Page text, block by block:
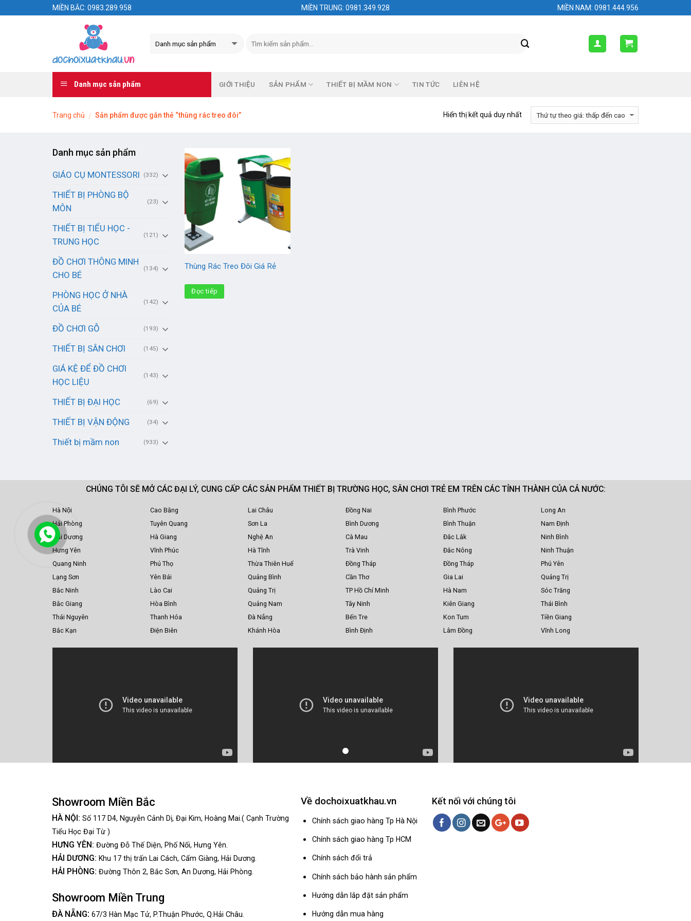
MIỀN BẮC: 0983.289.958 MIỀN TRUNG: 0981.349.928 MIỀN NAM: 0981.444.956
Danh mục sản phẩm GIỚI THIỆU SẢN PHẨM THIẾT BỊ MẦM NON TIN TỨC LIÊN HỆ
Trang chủ / Sản phẩm được gắn thẻ “thùng rác treo đôi” Hiển thị kết quả duy nhất
Danh mục sản phẩm
GIÁO CỤ MONTESSORI (332)
THIẾT BỊ PHÒNG BỘ
MÔN
(23)
THIẾT BỊ TIỂU HỌC -
TRUNG HỌC
(121)
ĐỒ CHƠI THÔNG MINH
CHO BÉ
(134)
PHÒNG HỌC Ở NHÀ
CỦA BÉ
(142)
ĐỒ CHƠI GỖ (193)
THIẾT BỊ SÂN CHƠI (145)
GIÁ KỆ ĐỂ ĐỒ CHƠI
HỌC LIỆU
(143)
THIẾT BỊ ĐẠI HỌC (69)
THIẾT BỊ VẬN ĐỘNG (34)
Thiết bị mầm non (933)
Thùng Rác Treo Đôi Giá Rẻ
Đọc tiếp
CHÚNG TÔI SẼ MỞ CÁC ĐẠI LÝ, CUNG CẤP CÁC SẢN PHẨM THIẾT BỊ TRƯỜNG HỌC, SÂN CHƠI TRẺ EM TRÊN CÁC TỈNH THÀNH CỦA CẢ NƯỚC:
Hà Nội
Hải Phòng
Hải Dương
Hưng Yên
Quang Ninh
Lạng Sơn
Bắc Ninh
Bắc Giang
Thái Nguyên
Bắc Kạn
Cao Bằng
Tuyên Quang
Hà Giang
Vĩnh Phúc
Phú Thọ
Yên Bái
Lào Cai
Hòa Bình
Thanh Hóa
Điện Biên
Lai Châu
Sơn La
Nghệ An
Hà Tĩnh
Thừa Thiên Huế
Quảng Bình
Quảng Trị
Quảng Nam
Đà Nẵng
Khánh Hòa
Đồng Nai
Bình Dương
Cà Mau
Trà Vinh
Đồng Tháp
Cần Thơ
TP Hồ Chí Minh
Tây Ninh
Bến Tre
Bình Định
Bình Phước
Bình Thuận
Đắc Lắk
Đắc Nông
Đồng Tháp
Gia Lai
Hà Nam
Kiên Giang
Kon Tum
Lâm Đồng
Long An
Nam Định
Ninh Bình
Ninh Thuận
Phú Yên
Quảng Trị
Sóc Trăng
Thái Bình
Tiền Giang
Vĩnh Long
Showroom Miền Bắc
HÀ NỘI: Số 117 D4, Nguyễn Cảnh Dị, Đại Kim, Hoàng Mai.( Cạnh Trường
Tiểu Học Đại Từ )
HƯNG YÊN: Đường Đỗ Thế Diện, Phố Nối, Hưng Yên.
HẢI DƯƠNG: Khu 17 thị trấn Lai Cách, Cẩm Giàng, Hải Dương.
HẢI PHÒNG: Đường Thôn 2, Bắc Sơn, An Dương, Hải Phòng.
Showroom Miền Trung
ĐÀ NẴNG: 67/3 Hàn Mạc Tử, P.Thuận Phước, Q.Hải Châu.
Về dochoixuatkhau.vn
Chính sách giao hàng Tp Hà Nội
Chính sách giao hàng Tp HCM
Chính sách đổi trả
Chính sách bảo hành sản phẩm
Hướng dẫn lắp đặt sản phẩm
Hướng dẫn mua hàng
Kết nối với chúng tôi